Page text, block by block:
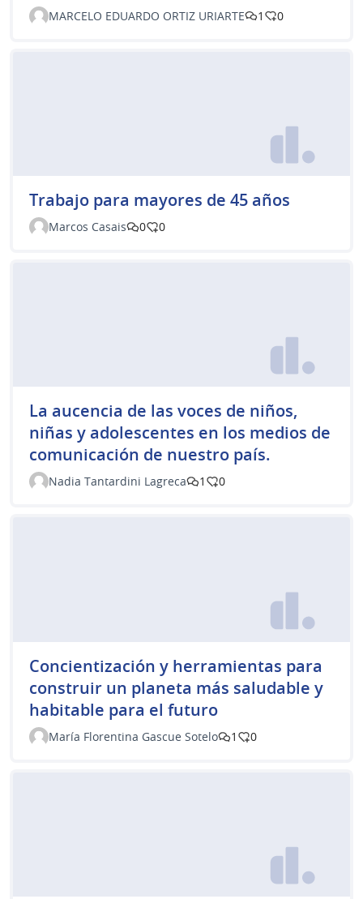
MARCELO EDUARDO ORTIZ URIARTE 1 0
Trabajo para mayores de 45 años
Marcos Casais 0 0
La aucencia de las voces de niños,
niñas y adolescentes en los medios de
comunicación de nuestro país.
Nadia Tantardini Lagreca 1 0
Concientización y herramientas para
construir un planeta más saludable y
habitable para el futuro
María Florentina Gascue Sotelo 1 0